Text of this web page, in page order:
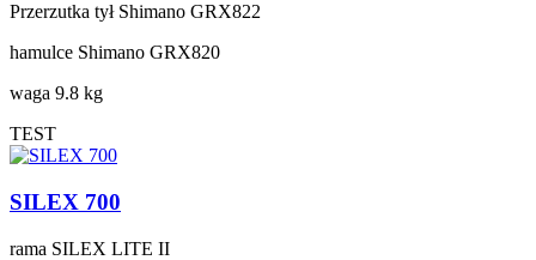
Przerzutka tył Shimano GRX822
hamulce Shimano GRX820
waga 9.8 kg
TEST
SILEX 700
rama SILEX LITE II